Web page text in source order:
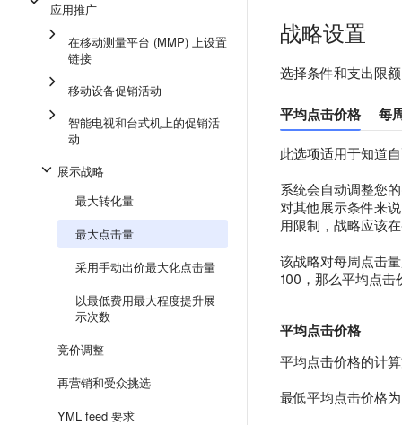
产品广告系列
应用推广
在移动测量平台 (MMP) 上设置
链接
移动设备促销活动
智能电视和台式机上的促销活
动
展示战略
最大转化量
最大点击量
采用手动出价最大化点击量
以最低费用最大程度提升展
示次数
竞价调整
再营销和受众挑选
YML feed 要求
战略设置
选择条件和支出限
平均点击价格 每
此选项适用于知道
系统会自动调整您
对其他展示条件来
用限制，战略应该
该战略对每周点击
100，那么平均点
平均点击价格
平均点击价格的计
最低平均点击价格